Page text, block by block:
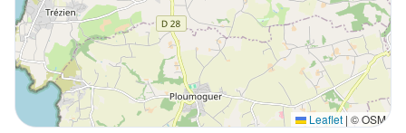
Leaflet | © OSM